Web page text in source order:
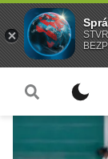
STVR